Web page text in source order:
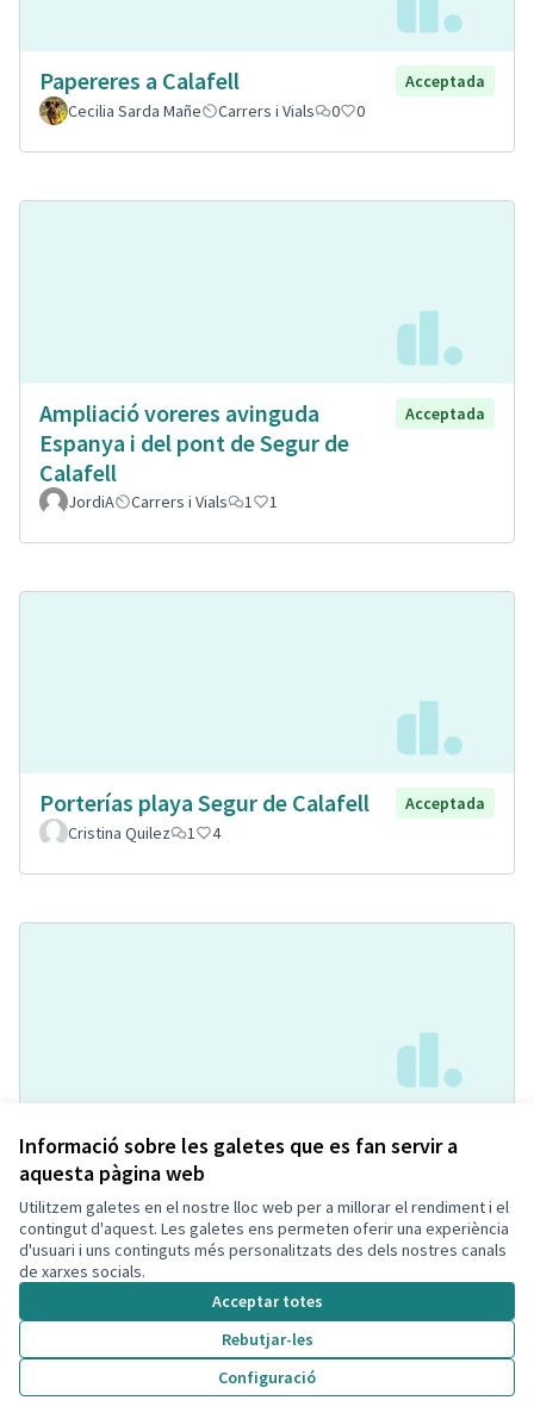
Informació sobre les galetes que es fan servir a
aquesta pàgina web
Utilitzem galetes en el nostre lloc web per a millorar el rendiment i el
contingut d'aquest. Les galetes ens permeten oferir una experiència
d'usuari i uns continguts més personalitzats des dels nostres canals
de xarxes socials.
Acceptar totes
Rebutjar-les
Configuració
Papereres a Calafell
Acceptada
Cecilia Sarda Mañe
Carrers i Vials 0 0
Ampliació voreres avinguda
Espanya i del pont de Segur de
Calafell
Acceptada
JordiA Carrers i Vials 1 1
Porterías playa Segur de Calafell
Acceptada
Cristina Quilez
1 4
Pipican con agility
Acceptada
Soniaa Prados Carmona